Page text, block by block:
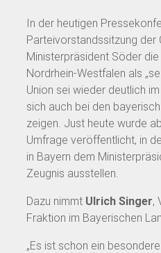
In der heutigen
Parteivorstandssitzung der
Ministerpräsident Söder
Nordrhein-Westfalen als
Union sei wieder deutlich
sich auch bei den
zeigen. Just heute wurde
Umfrage veröffentlicht, in
in Bayern dem
Zeugnis ausstellen.
Dazu nimmt Ulrich Singer,
Fraktion im Bayerischen
„Es ist schon ein